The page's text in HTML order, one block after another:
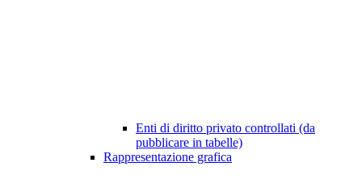
Enti di diritto privato controllati (da
pubblicare in tabelle)
Rappresentazione grafica